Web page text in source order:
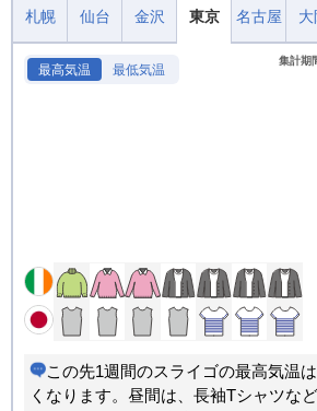
札幌 仙台 金沢 東京 名古屋 大
最高気温 最低気温
集計期
この先1週間のスライゴの最高気温
くなります。昼間は、長袖Tシャツな